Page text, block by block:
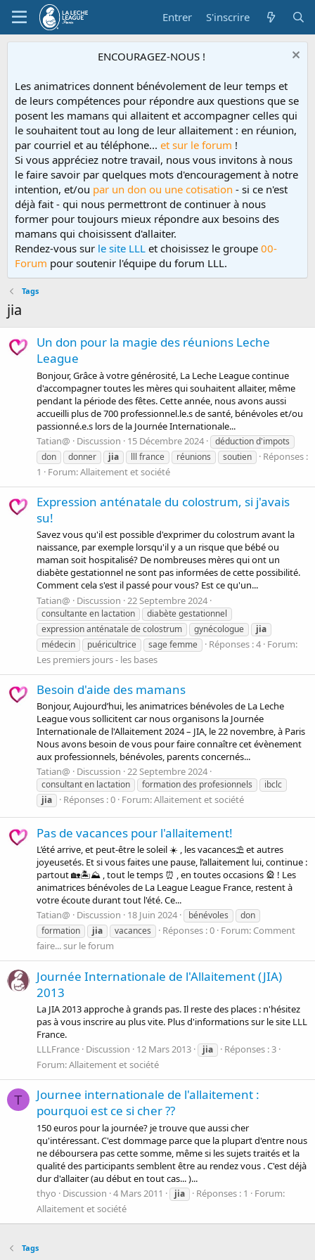
Entrer S'inscrire
ENCOURAGEZ-NOUS !
Les animatrices donnent bénévolement de leur temps et
de leurs compétences pour répondre aux questions que se
posent les mamans qui allaitent et accompagner celles qui
le souhaitent tout au long de leur allaitement : en réunion,
par courriel et au téléphone... et sur le forum !
Si vous appréciez notre travail, nous vous invitons à nous
le faire savoir par quelques mots d'encouragement à notre
intention, et/ou par un don ou une cotisation - si ce n'est
déjà fait - qui nous permettront de continuer à nous
former pour toujours mieux répondre aux besoins des
mamans qui choisissent d'allaiter.
Rendez-vous sur le site LLL et choisissez le groupe 00-
Forum pour soutenir l'équipe du forum LLL.
Tags
jia
Un don pour la magie des réunions Leche
League
Bonjour, Grâce à votre générosité, La Leche League continue
d'accompagner toutes les mères qui souhaitent allaiter, même
pendant la période des fêtes. Cette année, nous avons aussi
accueilli plus de 700 professionnel.le.s de santé, bénévoles et/ou
passionné.e.s lors de la Journée Internationale...
Tatian@
Discussion 15 Décembre 2024
déduction d'impots
don
donner jia lll france réunions soutien
Réponses :
1
Forum:Allaitement et société
Expression anténatale du colostrum, si j'avais
su!
Savez vous qu'il est possible d'exprimer du colostrum avant la
naissance, par exemple lorsqu'il y a un risque que bébé ou
maman soit hospitalisé? De nombreuses mères qui ont un
diabète gestationnel ne sont pas informées de cette possibilité.
Comment cela s'est il passé pour vous? Est ce qu'un...
Tatian@
Discussion 22 Septembre 2024
consultante en lactation
diabète gestationnel
expression anténatale de colostrum
gynécologue
jia
médecin
puéricultrice sage femme Réponses : 4 Forum:
Les premiers jours - les bases
Besoin d'aide des mamans
Bonjour, Aujourd’hui, les animatrices bénévoles de La Leche
League vous sollicitent car nous organisons la Journée
Internationale de l'Allaitement 2024 – JIA, le 22 novembre, à Paris
Nous avons besoin de vous pour faire connaître cet évènement
aux professionnels, bénévoles, parents concernés...
Tatian@
Discussion 22 Septembre 2024
consultant en lactation formation des profesionnels
ibclc
jia
Réponses : 0 Forum:Allaitement et société
Pas de vacances pour l'allaitement!
L’été arrive, et peut-être le soleil ☀️ , les vacances⛱️ et autres
joyeusetés. Et si vous faites une pause, l’allaitement lui, continue :
partout 🏡🏝️⛰️ , tout le temps ⏰ , en toutes occasions 🎡 ! Les
animatrices bénévoles de La League League France, restent à
votre écoute durant tout l'été. Ce...
Tatian@
Discussion 18 Juin 2024 bénévoles
don
formation
jia vacances Réponses : 0 Forum: Comment
faire... sur le forum
Journée Internationale de l'Allaitement (JIA)
2013
La JIA 2013 approche à grands pas. Il reste des places : n'hésitez
pas à vous inscrire au plus vite. Plus d'informations sur le site LLL
France.
LLLFrance Discussion 12 Mars 2013 jia
Réponses : 3
Forum:Allaitement et société
T
Journee internationale de l'allaitement :
pourquoi est ce si cher ??
150 euros pour la journée? je trouve que aussi cher
qu'intéressant. C'est dommage parce que la plupart d'entre nous
ne déboursera pas cette somme, même si les sujets traités et la
qualité des participants semblent être au rendez vous . C'est déjà
dur d'allaiter (au début en tout cas... )...
thyo
Discussion 4 Mars 2011 jia Réponses : 1
Forum:
Allaitement et société
Tags